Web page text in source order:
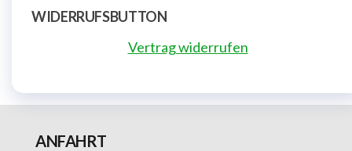
WIDERRUFSBUTTON
Vertrag widerrufen
ANFAHRT